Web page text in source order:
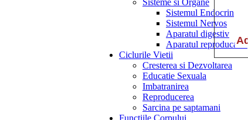
Sisteme si Organe
Sistemul Endocrin
Sistemul Nervos
Aparatul digestiv
Aparatul reproducator
Ciclurile Vietii
Cresterea si Dezvoltarea
Educatie Sexuala
Imbatranirea
Reproducerea
Sarcina pe saptamani
Functiile Corpului